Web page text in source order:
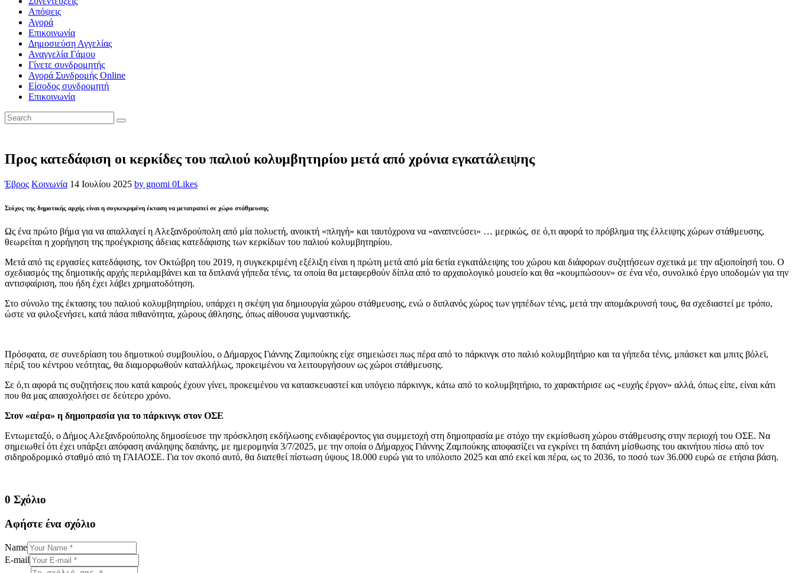
Απόψεις
Αγορά
Επικοινωνία
Δημοσιεύση Αγγελίας
Αναγγελία Γάμου
Γίνετε συνδρομητής
Αγορά Συνδρομής Online
Είσοδος συνδρομητή
Επικοινωνία
Προς κατεδάφιση οι κερκίδες του παλιού κολυμβητηρίου μετά από χρόνια εγκατάλειψης
Έβρος Κοινωνία 14 Ιουλίου 2025 by gnomi 0Likes
Στόχος της δημοτικής αρχής είναι η συγκεκριμένη έκταση να μετατραπεί σε χώρο στάθμευσης
Ως ένα πρώτο βήμα για να απαλλαγεί η Αλεξανδρούπολη από μία πολυετή, ανοικτή «πληγή» και ταυτόχρονα να «αναπνεύσει» … μερικώς, σε ό,τι αφορά το πρόβλημα της έλλειψης χώρων στάθμευσης,
θεωρείται η χορήγηση της προέγκρισης άδειας κατεδάφισης των κερκίδων του παλιού κολυμβητηρίου.
Μετά από τις εργασίες κατεδάφισης, τον Οκτώβρη του 2019, η συγκεκριμένη εξέλιξη είναι η πρώτη μετά από μία 6ετία εγκατάλειψης του χώρου και διάφορων συζητήσεων σχετικά με την αξιοποίησή του. Ο
σχεδιασμός της δημοτικής αρχής περιλαμβάνει και τα διπλανά γήπεδα τένις, τα οποία θα μεταφερθούν δίπλα από το αρχαιολογικό μουσείο και θα «κουμπώσουν» σε ένα νέο, συνολικό έργο υποδομών για την
αντισφαίριση, που ήδη έχει λάβει χρηματοδότηση.
Στο σύνολο της έκτασης του παλιού κολυμβητηρίου, υπάρχει η σκέψη για δημιουργία χώρου στάθμευσης, ενώ ο διπλανός χώρος των γηπέδων τένις, μετά την απομάκρυνσή τους, θα σχεδιαστεί με τρόπο,
ώστε να φιλοξενήσει, κατά πάσα πιθανότητα, χώρους άθλησης, όπως αίθουσα γυμναστικής.
Πρόσφατα, σε συνεδρίαση του δημοτικού συμβουλίου, ο Δήμαρχος Γιάννης Ζαμπούκης είχε σημειώσει πως πέρα από το πάρκινγκ στο παλιό κολυμβητήριο και τα γήπεδα τένις, μπάσκετ και μπιτς βόλεϊ,
πέριξ του κέντρου νεότητας, θα διαμορφωθούν καταλλήλως, προκειμένου να λειτουργήσουν ως χώροι στάθμευσης.
Σε ό,τι αφορά τις συζητήσεις που κατά καιρούς έχουν γίνει, προκειμένου να κατασκευαστεί και υπόγειο πάρκινγκ, κάτω από το κολυμβητήριο, το χαρακτήρισε ως «ευχής έργον» αλλά, όπως είπε, είναι κάτι
που θα μας απασχολήσει σε δεύτερο χρόνο.
Στον «αέρα» η δημοπρασία για το πάρκινγκ στον ΟΣΕ
Εντωμεταξύ, ο Δήμος Αλεξανδρούπολης δημοσίευσε την πρόσκληση εκδήλωσης ενδιαφέροντος για συμμετοχή στη δημοπρασία με στόχο την εκμίσθωση χώρου στάθμευσης στην περιοχή του ΟΣΕ. Να
σημειωθεί ότι έχει υπάρξει απόφαση ανάληψης δαπάνης, με ημερομηνία 3/7/2025, με την οποία ο Δήμαρχος Γιάννης Ζαμπούκης αποφασίζει να εγκρίνει τη δαπάνη μίσθωσης του ακινήτου πίσω από τον
σιδηροδρομικό σταθμό από τη ΓΑΙΑΟΣΕ. Για τον σκοπό αυτό, θα διατεθεί πίστωση ύψους 18.000 ευρώ για το υπόλοιπο 2025 και από εκεί και πέρα, ως το 2036, το ποσό των 36.000 ευρώ σε ετήσια βάση.
0 Σχόλιο
Αφήστε ένα σχόλιο
Name
E-mail